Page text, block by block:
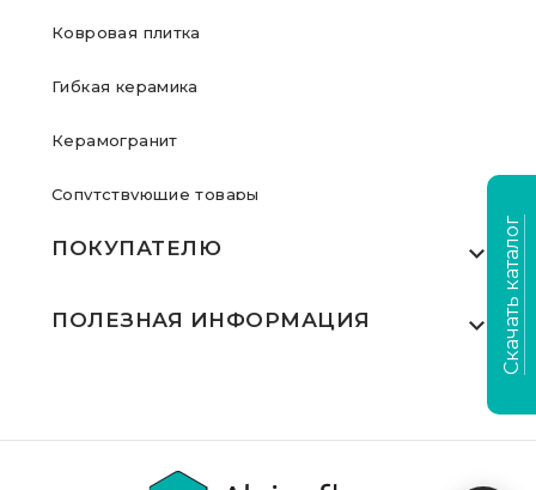
Ковровая плитка
Гибкая керамика
Керамогранит
Сопутствующие товары
ПОКУПАТЕЛЮ
Где купить
Выполненные проекты
ПОЛЕЗНАЯ ИНФОРМАЦИЯ
Видеообзоры
Скачать каталог